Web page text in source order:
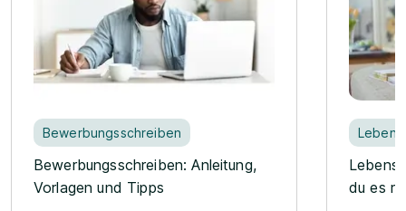
Bewerbungsschreiben
Bewerbungsschreiben: Anleitung,
Vorlagen und Tipps
du es